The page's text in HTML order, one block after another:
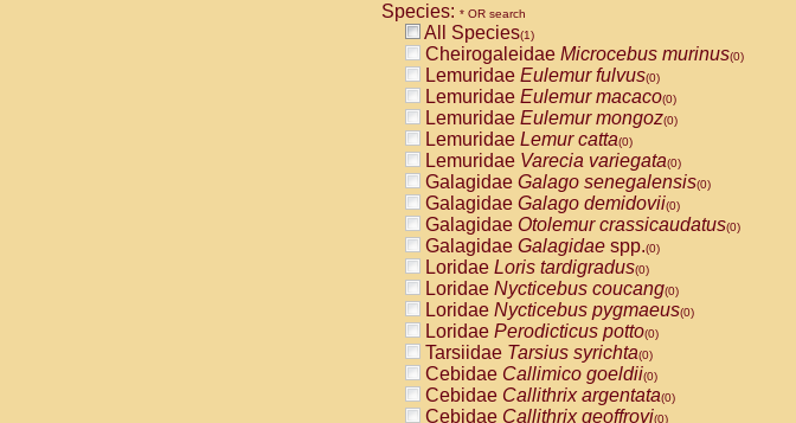
Species: * OR search
All Species(1)
Cheirogaleidae Microcebus murinus(0)
Lemuridae Eulemur fulvus(0)
Lemuridae Eulemur macaco(0)
Lemuridae Eulemur mongoz(0)
Lemuridae Lemur catta(0)
Lemuridae Varecia variegata(0)
Galagidae Galago senegalensis(0)
Galagidae Galago demidovii(0)
Galagidae Otolemur crassicaudatus(0)
Galagidae Galagidae spp.(0)
Loridae Loris tardigradus(0)
Loridae Nycticebus coucang(0)
Loridae Nycticebus pygmaeus(0)
Loridae Perodicticus potto(0)
Tarsiidae Tarsius syrichta(0)
Cebidae Callimico goeldii(0)
Cebidae Callithrix argentata(0)
Cebidae Callithrix geoffroyi(0)